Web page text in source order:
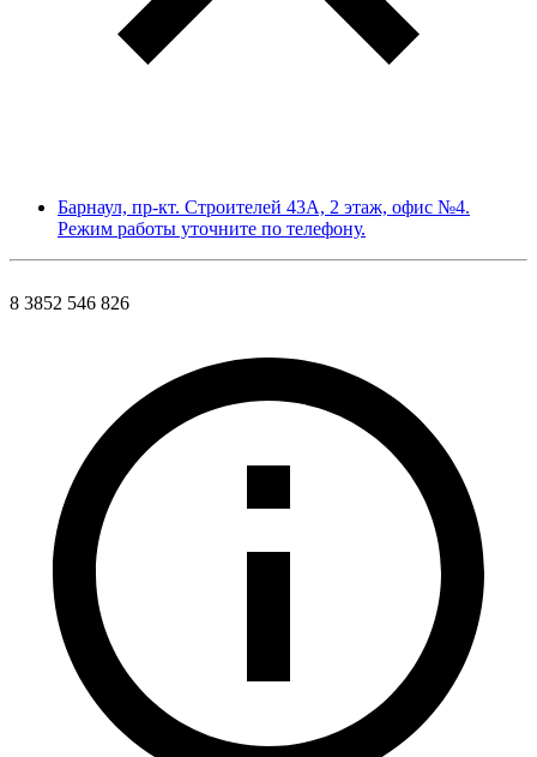
Барнаул, пр-кт. Строителей 43А, 2 этаж, офис №4.
Режим работы уточните по телефону.
8 3852 546 826